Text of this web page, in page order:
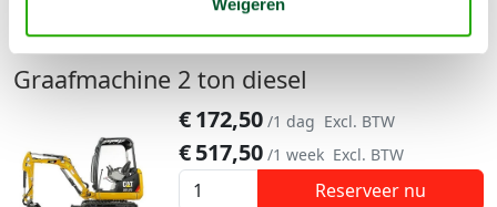
Graafmachine 2 ton diesel
€172,50 /1 dag Excl. BTW
€517,50 /1 week Excl. BTW
Reserveer nu